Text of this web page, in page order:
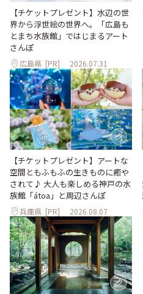
【チケットプレゼント】水辺の世
界から浮世絵の世界へ。「広島も
とまち水族館」ではじまるアート
さんぽ
広島県 [PR] 2026.07.31
【チケットプレゼント】アートな
空間ともふもふの生きものに癒や
されて♪ 大人も楽しめる神戸の水
族館「átoa」と周辺さんぽ
兵庫県 [PR] 2026.08.07